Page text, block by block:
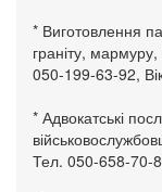
* Виготовлення
граніту,
050-199-63-92,
* Адвокатські
Тел. 050-658-70-